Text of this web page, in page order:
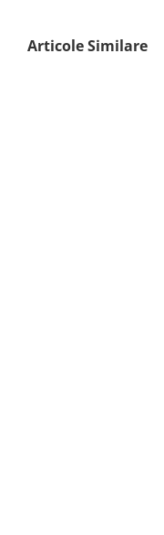
Articole Similare